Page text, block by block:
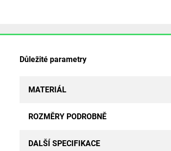
Důležité parametry
MATERIÁL
ROZMĚRY PODROBNĚ
DALŠÍ SPECIFIKACE